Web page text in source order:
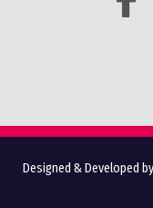
Designed & Developed